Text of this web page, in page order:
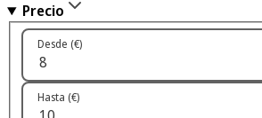
Precio
Desde (€)
Hasta (€)